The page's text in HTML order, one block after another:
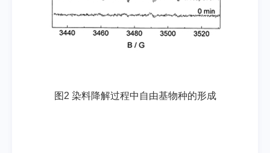
图2 染料降解过程中自由基物种的形成